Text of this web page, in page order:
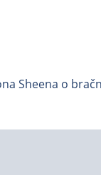
Sheena o